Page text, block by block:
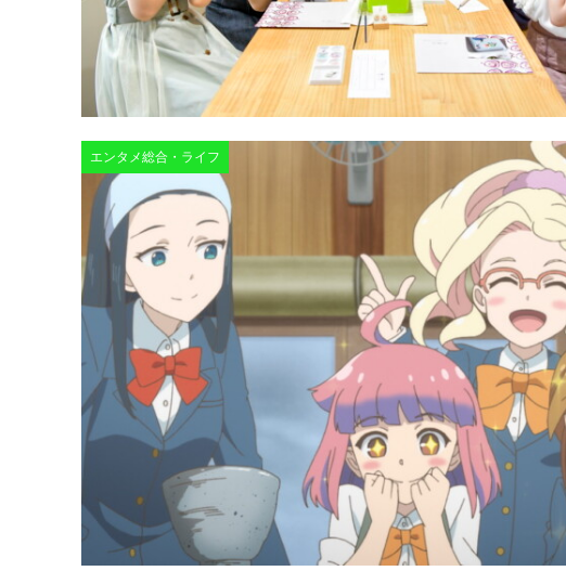
エンタメ総合・ライフ